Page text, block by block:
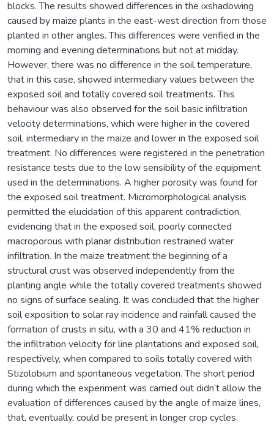
blocks. The results showed differences in the ixshadowing
caused by maize plants in the east-west direction from those
planted in other angles. This differences were verified in the
morning and evening determinations but not at midday.
However, there was no difference in the soil temperature,
that in this case, showed intermediary values between the
exposed soil and totally covered soil treatments. This
behaviour was also observed for the soil basic infiltration
velocity determinations, which were higher in the covered
soil, intermediary in the maize and lower in the exposed soil
treatment. No differences were registered in the penetration
resistance tests due to the low sensibility of the equipment
used in the determinations. A higher porosity was found for
the exposed soil treatment. Micromorphological analysis
permitted the elucidation of this apparent contradiction,
evidencing that in the exposed soil, poorly connected
macroporous with planar distribution restrained water
infiltration. In the maize treatment the beginning of a
structural crust was observed independently from the
planting angle while the totally covered treatments showed
no signs of surface sealing. It was concluded that the higher
soil exposition to solar ray incidence and rainfall caused the
formation of crusts in situ, with a 30 and 41% reduction in
the infiltration velocity for line plantations and exposed soil,
respectively, when compared to soils totally covered with
Stizolobium and spontaneous vegetation. The short period
during which the experiment was carried out didn’t allow the
evaluation of differences caused by the angle of maize lines,
that, eventually, could be present in longer crop cycles.